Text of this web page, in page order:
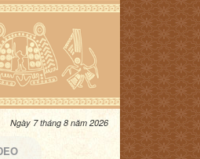
Ngày 7 tháng 8 năm 2026